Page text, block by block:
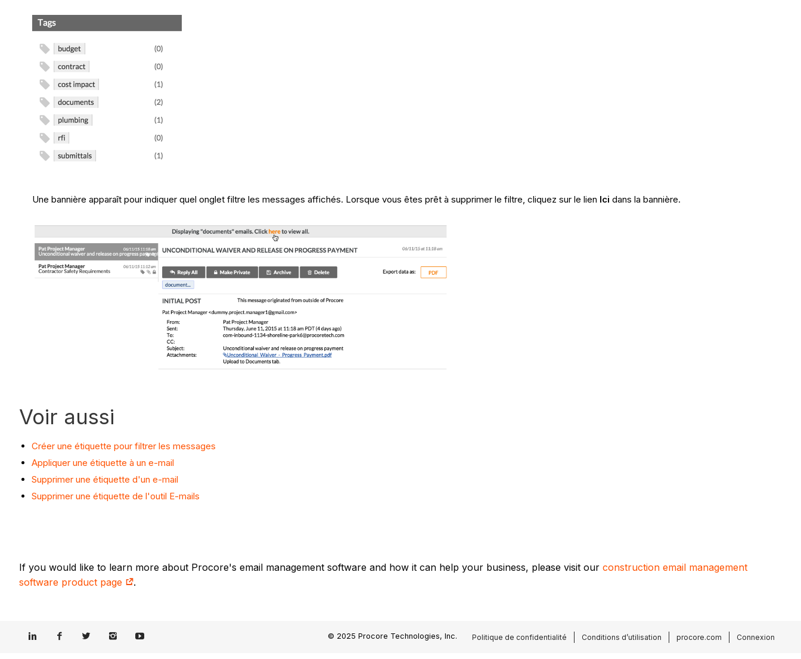
Une bannière apparaît pour indiquer quel onglet filtre les messages affichés. Lorsque vous êtes prêt à supprimer le filtre, cliquez sur le lien Ici dans la bannière.
Voir aussi
Créer une étiquette pour filtrer les messages
Appliquer une étiquette à un e-mail
Supprimer une étiquette d'un e-mail
Supprimer une étiquette de l'outil E-mails
If you would like to learn more about Procore's email management software and how it can help your business, please visit our construction email management
software product page
.
© 2025 Procore Technologies, Inc. Politique de confidentialité Conditions d’utilisation procore.com Connexion